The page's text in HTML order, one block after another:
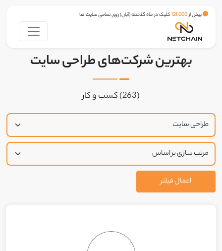
بیش از121,000کلیک در ماه گذشته (آبان) روی تمامی سایت ها
بهترین شرکت‌های طراحی سایت
(263) کسب و کار
اعمال فیلتر